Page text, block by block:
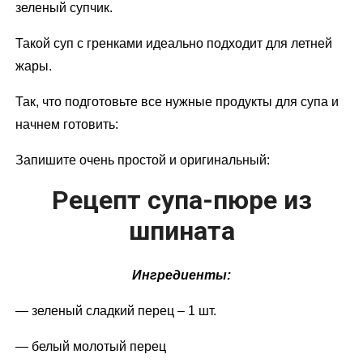
зеленый супчик.
Такой суп с гренками идеально подходит для летней
жары.
Так, что подготовьте все нужные продукты для супа и
начнем готовить:
Запишите очень простой и оригинальный:
Рецепт супа-пюре из
шпината
Ингредиенты:
— зеленый сладкий перец – 1 шт.
— белый молотый перец